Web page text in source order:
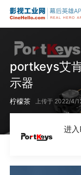
portkeys艾
示器
柠檬茶 上传于 2022/4/
进